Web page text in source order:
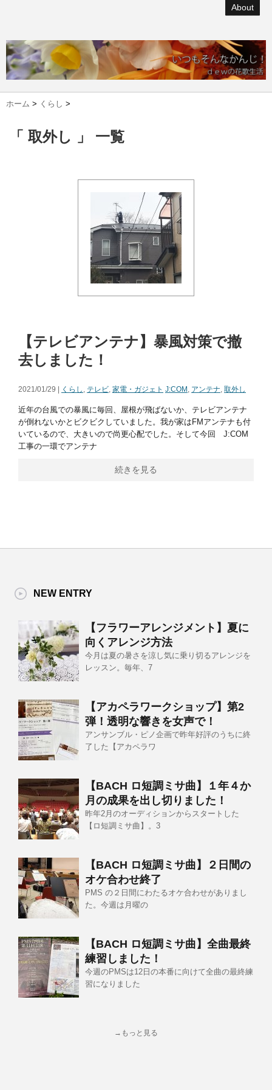
About
ホーム > くらし >
「 取外し 」 一覧
【テレビアンテナ】暴風対策で撤
去しました！
2021/01/29 | くらし , テレビ, 家電・ガジェト J:COM , アンテナ, 取外し
近年の台風での暴風に毎回、屋根が飛ばないか、テレビアンテナ
が倒れないかとビクビクしていました。我が家はFMアンテナも付
いているので、大きいので尚更心配でした。そして今回 J:COM
工事の一環でアンテナ
続きを見る
NEW ENTRY
【フラワーアレンジメント】夏に
向くアレンジ方法
今月は夏の暑さを涼し気に乗り切るアレンジを
レッスン。毎年、7
【アカペラワークショップ】第2
弾！透明な響きを女声で！
アンサンブル・ピノ企画で昨年好評のうちに終
了した【アカペラワ
【BACH ロ短調ミサ曲】１年４か
月の成果を出し切りました！
昨年2月のオーディションからスタートした
【ロ短調ミサ曲】。3
【BACH ロ短調ミサ曲】２日間の
オケ合わせ終了
PMS の２日間にわたるオケ合わせがありまし
た。今週は月曜の
【BACH ロ短調ミサ曲】全曲最終
練習しました！
今週のPMSは12日の本番に向けて全曲の最終練
習になりました
→もっと見る